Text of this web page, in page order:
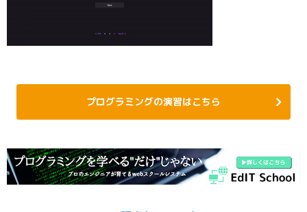
プログラミングの演習はこちら